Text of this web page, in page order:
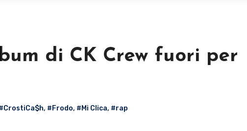
di CK Crew fuori per
, #Frodo, #Mi Clica, #rap